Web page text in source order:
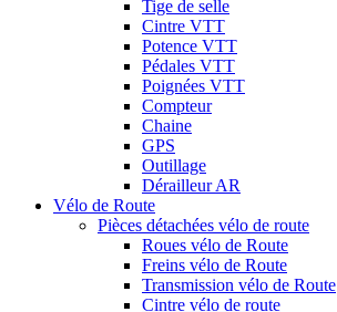
Tige de selle
Cintre VTT
Potence VTT
Pédales VTT
Poignées VTT
Compteur
Chaine
GPS
Outillage
Dérailleur AR
Vélo de Route
Pièces détachées vélo de route
Roues vélo de Route
Freins vélo de Route
Transmission vélo de Route
Cintre vélo de route